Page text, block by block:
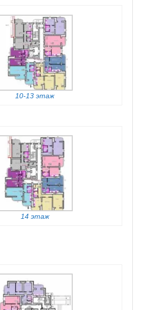
10-13 этаж
14 этаж